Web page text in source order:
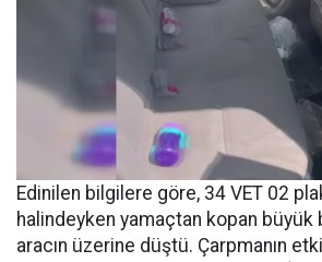
Edinilen bilgilere göre, 34 VET 02
halindeyken yamaçtan kopan büyük
aracın üzerine düştü. Çarpmanın